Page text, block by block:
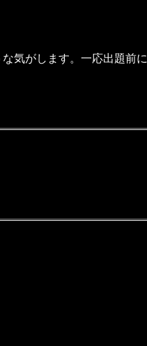
気がします。一応出題前